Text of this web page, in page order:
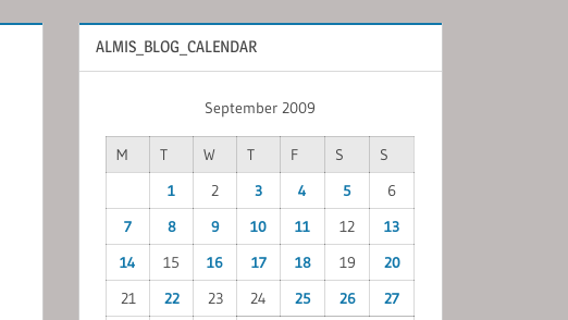
ALMIS_BLOG_CALENDAR
September 2009
M T W T F S
S
1
2 3 4 5
6
7
8 9 10 11 12
13
14
15 16 17 18 19
20
21
22 23 24 25 26
27